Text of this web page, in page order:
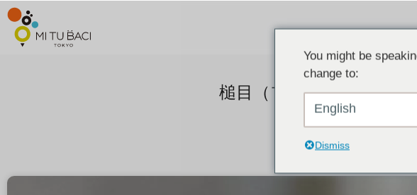
槌目（フォレスタ）・
You might be
change to:
English
Dismiss